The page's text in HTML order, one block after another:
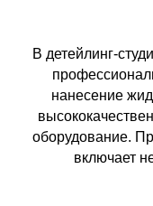
В детейлинг-
нанесение
оборудование.
включает